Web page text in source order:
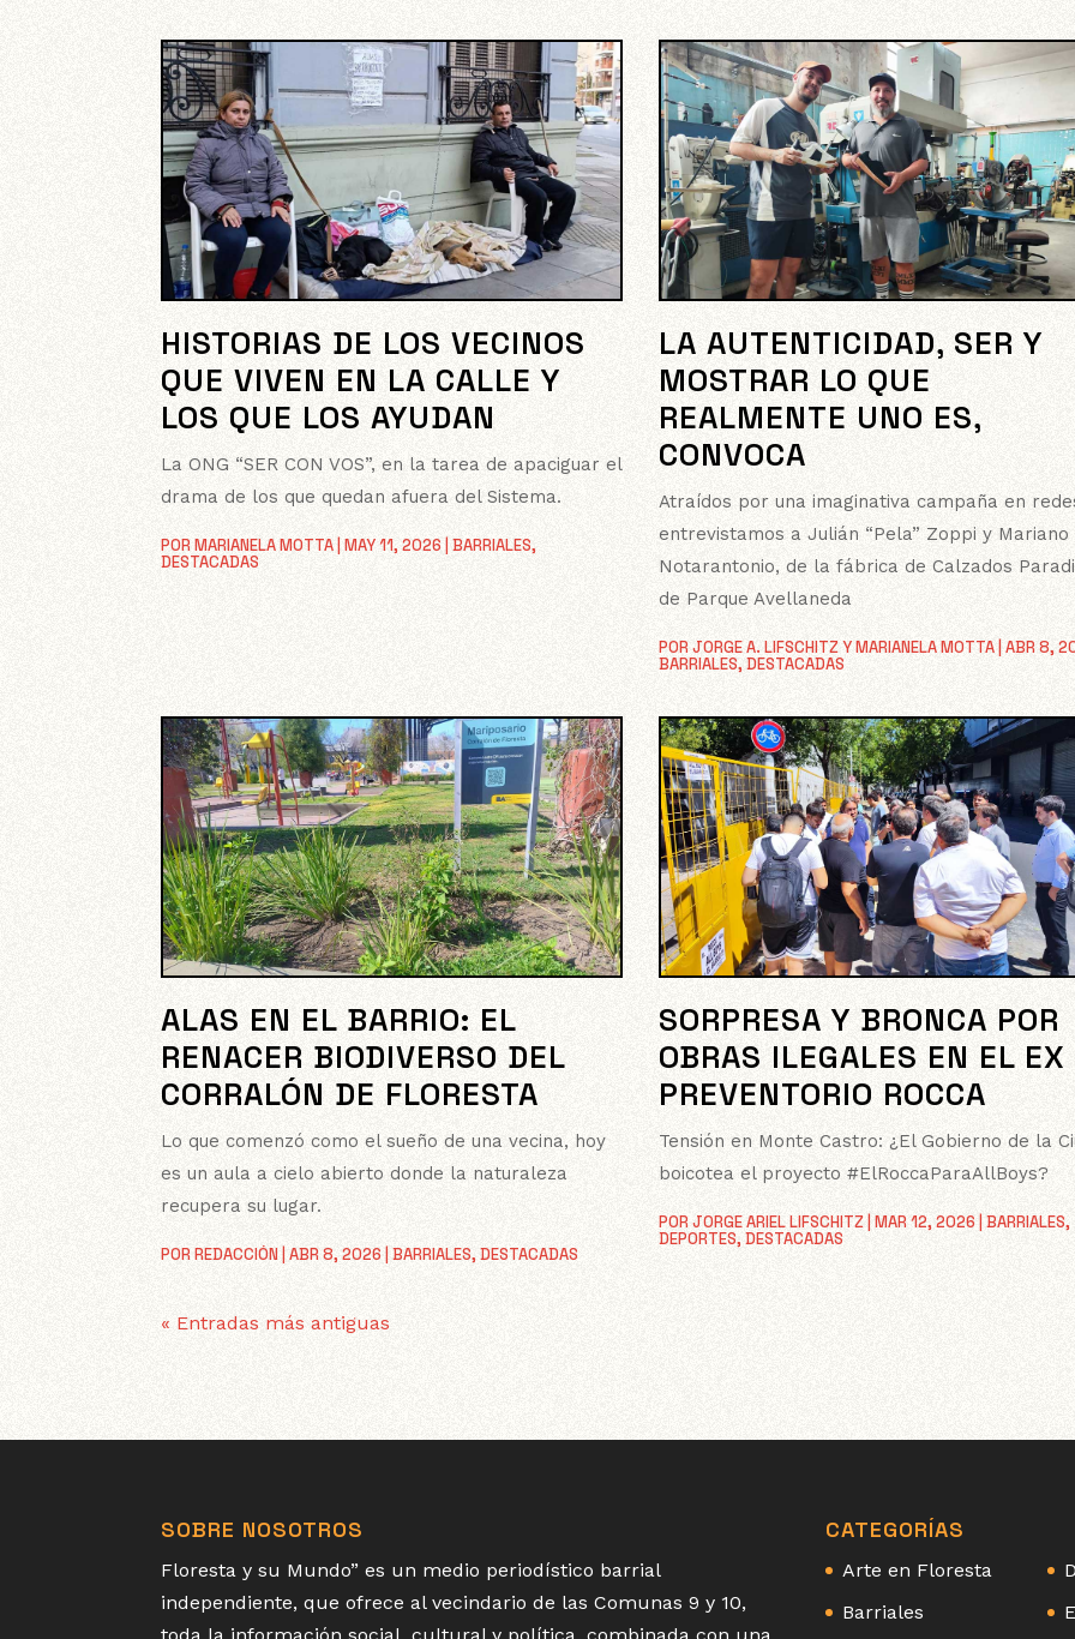
HISTORIAS DE LOS VECINOS
QUE VIVEN EN LA CALLE Y
LOS QUE LOS AYUDAN
PORMARIANELA MOTTA |MAY 11, 2026 |BARRIALES,
DESTACADAS
La ONG “SER CON VOS”, en la tarea de apaciguar el
drama de los que quedan afuera del Sistema.
LA AUTENTICIDAD, SER Y
MOSTRAR LO QUE
REALMENTE UNO ES,
CONVOCA
POR JORGE A. LIFSCHITZ Y MARIANELA MOTTA| ABR 8,
BARRIALES, DESTACADAS
Atraídos por una imaginativa campaña en
entrevistamos a Julián “Pela” Zoppi y Mariano
Notarantonio, de la fábrica de Calzados
de Parque Avellaneda
ALAS EN EL BARRIO: EL
RENACER BIODIVERSO DEL
CORRALÓN DE FLORESTA
PORREDACCIÓN |ABR 8, 2026 |BARRIALES,DESTACADAS
Lo que comenzó como el sueño de una vecina, hoy
es un aula a cielo abierto donde la naturaleza
recupera su lugar.
SORPRESA Y BRONCA POR
OBRAS ILEGALES EN EL EX
PREVENTORIO ROCCA
PORJORGE ARIEL LIFSCHITZ| MAR 12, 2026 BARRIALES,
DEPORTES, DESTACADAS
Tensión en Monte Castro: ¿El Gobierno de la
boicotea el proyecto #ElRoccaParaAllBoys?
« Entradas más antiguas
SOBRE NOSOTROS
Floresta y su Mundo” es un medio periodístico barrial
independiente, que ofrece al vecindario de las Comunas 9 y 10,
CATEGORÍAS
Arte en Floresta
Barriales